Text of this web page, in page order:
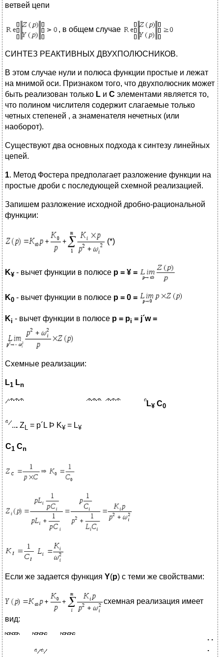
ветвей цепи
, в общем случае
СИНТЕЗ РЕАКТИВНЫХ ДВУХПОЛЮСНИКОВ.
В этом случае нули и полюса функции простые и лежат
на мнимой оси. Признаком того, что двухполюсник может
быть реализован только L и C элементами является то,
что полином числителя содержит слагаемые только
четных степеней , а знаменателя нечетных (или
наоборот).
Существуют два основных подхода к синтезу линейных
цепей.
1. Метод Фостера предполагает разложение функции на
простые дроби с последующей схемной реализацией.
Запишем разложение исходной дробно-рациональной
функции:
(*)
K¥ - вычет функции в полюсе p = ¥ =
K0 - вычет функции в полюсе p = 0 =
Ki - вычет функции в полюсе p = pi = j´w=
Схемные реализации:
L1 Ln
L¥ C0
... Z = p´L Þ K¥ = L¥
C1 Cn
Если же задается функция Y(p) с теми же свойствами:
схемная реализация имеет
вид:
. .
.